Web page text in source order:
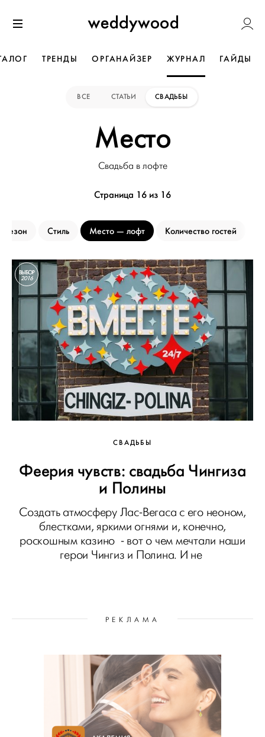
к содержанию
Weddywood
ТРЕНДЫ ОРГАНАЙЗЕР ЖУРНАЛ ГАЙДЫ
ВСЕ СТАТЬИ СВАДЬБЫ
Место
Свадьба в лофте
Страница 16 из 16
Сезон Стиль Место лофт Количество гостей
ВЫБОР
2016
СВАДЬБЫ
Феерия чувств: свадьба Чингиза
и Полины
Создать атмосферу Лас-Вегаса с его неоном,
блестками, яркими огнями и, конечно,
роскошным казино - вот о чем мечтали наши
герои Чингиз и Полина. И не
РЕКЛАМА